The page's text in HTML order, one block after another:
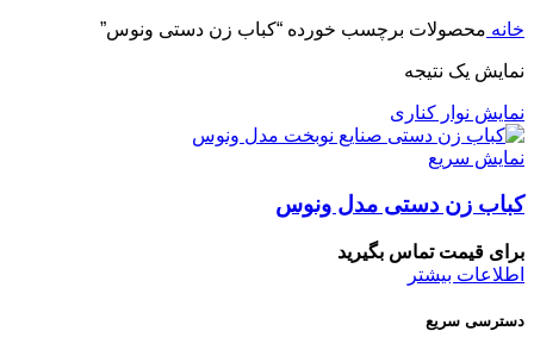
خانه محصولات برچسب خورده “کباب زن دستی ونوس”
نمایش یک نتیجه
نمایش نوار کناری
نمایش سریع
کباب زن دستی مدل ونوس
برای قیمت تماس بگیرید
اطلاعات بیشتر
دسترسی سریع